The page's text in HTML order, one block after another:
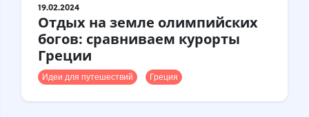
19.02.2024
Отдых на земле олимпийских
богов: сравниваем курорты
Греции
Идеи для путешествий Греция